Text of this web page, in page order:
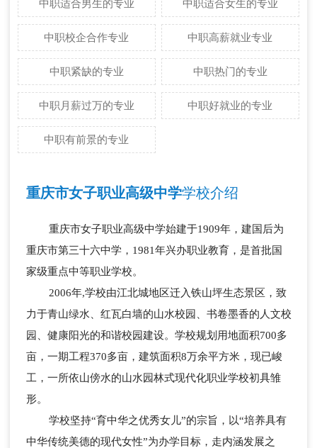
中职适合男生的专业 中职适合女生的专业
中职校企合作专业 中职高薪就业专业
中职紧缺的专业 中职热门的专业
中职月薪过万的专业 中职好就业的专业
中职有前景的专业
重庆市女子职业高级中学学校介绍
重庆市女子职业高级中学始建于1909年，建国后为
重庆市第三十六中学，1981年兴办职业教育，是首批国
家级重点中等职业学校。
2006年,学校由江北城地区迁入铁山坪生态景区，致
力于青山绿水、红瓦白墙的山水校园、书卷墨香的人文校
园、健康阳光的和谐校园建设。学校规划用地面积700多
亩，一期工程370多亩，建筑面积8万余平方米，现已峻
工，一所依山傍水的山水园林式现代化职业学校初具雏
形。
学校坚持“育中华之优秀女儿”的宗旨，以“培养具有
中华传统美德的现代女性”为办学目标，走内涵发展之